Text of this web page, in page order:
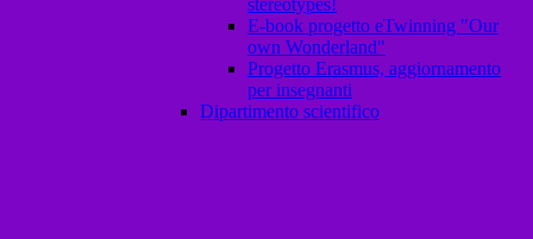
stereotypes!
E-book progetto eTwinning "Our
own Wonderland"
Progetto Erasmus, aggiornamento
per insegnanti
Dipartimento scientifico